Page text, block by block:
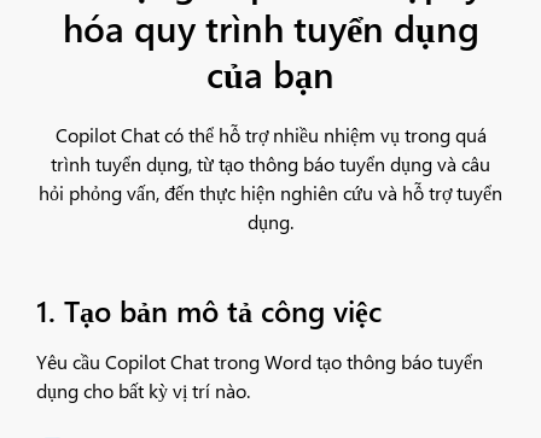
hóa quy trình tuyển dụng
của bạn
Copilot Chat có thể hỗ trợ nhiều nhiệm vụ trong quá
trình tuyển dụng, từ tạo thông báo tuyển dụng và câu
hỏi phỏng vấn, đến thực hiện nghiên cứu và hỗ trợ tuyển
dụng.
1. Tạo bản mô tả công việc
Yêu cầu Copilot Chat trong Word tạo thông báo tuyển
dụng cho bất kỳ vị trí nào.